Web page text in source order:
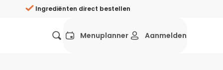
Ingrediënten direct bestellen
Menuplanner Aanmelden